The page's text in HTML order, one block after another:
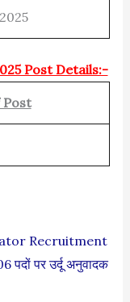
Post Details:-
Post
Recruitment
पदों पर उर्दू अनुवादक